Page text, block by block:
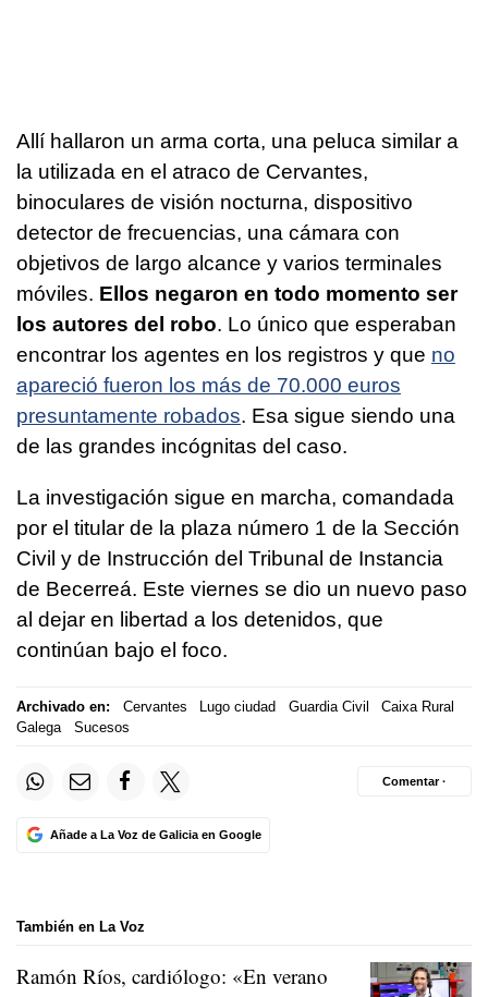
Allí hallaron un arma corta, una peluca similar a
la utilizada en el atraco de Cervantes,
binoculares de visión nocturna, dispositivo
detector de frecuencias, una cámara con
objetivos de largo alcance y varios terminales
móviles. Ellos negaron en todo momento ser
los autores del robo. Lo único que esperaban
encontrar los agentes en los registros y que no
apareció fueron los más de 70.000 euros
presuntamente robados. Esa sigue siendo una
de las grandes incógnitas del caso.
La investigación sigue en marcha, comandada
por el titular de la plaza número 1 de la Sección
Civil y de Instrucción del Tribunal de Instancia
de Becerreá. Este viernes se dio un nuevo paso
al dejar en libertad a los detenidos, que
continúan bajo el foco.
Archivado en: Cervantes Lugo ciudad Guardia Civil
Caixa Rural
Galega
Sucesos
Añade a La Voz de Galicia en Google
Comentar ·
También en La Voz
Ramón Ríos, cardiólogo: «En verano